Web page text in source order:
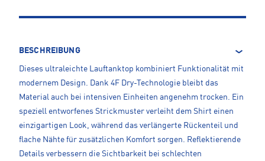
BESCHREIBUNG
Dieses ultraleichte Lauftanktop kombiniert Funktionalität mit
modernem Design. Dank 4F Dry-Technologie bleibt das
Material auch bei intensiven Einheiten angenehm trocken. Ein
speziell entworfenes Strickmuster verleiht dem Shirt einen
einzigartigen Look, während das verlängerte Rückenteil und
flache Nähte für zusätzlichen Komfort sorgen. Reflektierende
Details verbessern die Sichtbarkeit bei schlechten